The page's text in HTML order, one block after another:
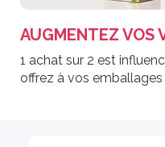
AUGMENTEZ VOS
1 achat sur 2 est
offrez à vos emballages